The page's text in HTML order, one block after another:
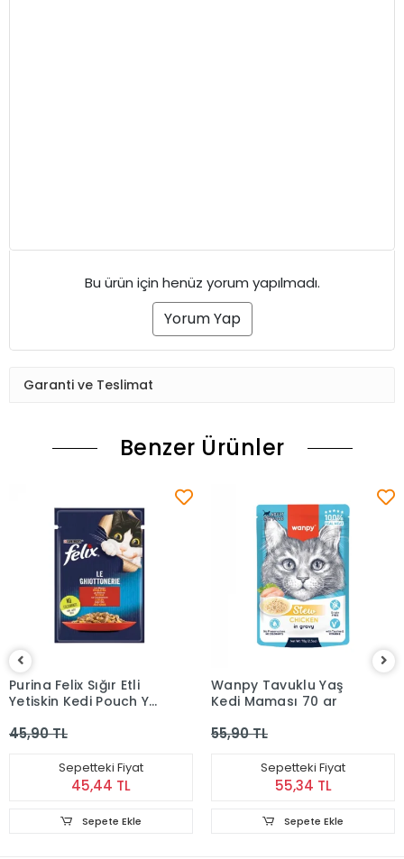
Bu ürün için henüz yorum yapılmadı.
Yorum Yap
Garanti ve Teslimat
Benzer Ürünler
Purina Felix Sığır Etli
Yetişkin Kedi Pouch Yaş
45,90 TL
Sepetteki Fiyat
45,44 TL
Sepete Ekle
Wanpy Tavuklu Yaş
Kedi Maması 70 gr
55,90 TL
Sepetteki Fiyat
55,34 TL
Sepete Ekle